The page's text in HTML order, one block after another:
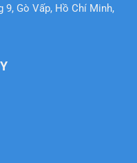
Gò Vấp, Hồ Chí Minh,